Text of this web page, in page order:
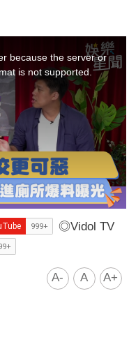
because the server or
is not supported.
◎Vidol TV
A- A A+